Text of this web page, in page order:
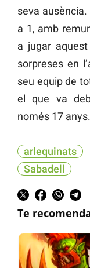
seva
a 1, amb
a jugar
sorpreses en
seu equip de
el que va
només 17 anys.
arlequinats
Sabadell